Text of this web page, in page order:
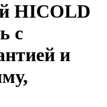
HICOLD
с
и